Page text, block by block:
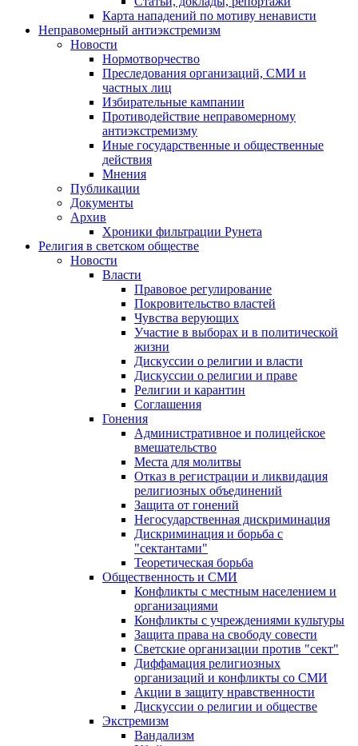
Карта нападений по мотиву ненависти
Неправомерный антиэкстремизм
Новости
Нормотворчество
Преследования организаций, СМИ и
частных лиц
Избирательные кампании
Противодействие неправомерному
антиэкстремизму
Иные государственные и общественные
действия
Мнения
Публикации
Документы
Архив
Хроники фильтрации Рунета
Религия в светском обществе
Новости
Власти
Правовое регулирование
Покровительство властей
Чувства верующих
Участие в выборах и в политической
жизни
Дискуссии о религии и власти
Дискуссии о религии и праве
Религии и карантин
Соглашения
Гонения
Административное и полицейское
вмешательство
Места для молитвы
Отказ в регистрации и ликвидация
религиозных объединений
Защита от гонений
Негосударственная дискриминация
Дискриминация и борьба с
"сектантами"
Теоретическая борьба
Общественность и СМИ
Конфликты с местным населением и
организациями
Конфликты с учреждениями культуры
Защита права на свободу совести
Светские организации против "сект"
Диффамация религиозных
организаций и конфликты со СМИ
Акции в защиту нравственности
Дискуссии о религии и обществе
Экстремизм
Вандализм